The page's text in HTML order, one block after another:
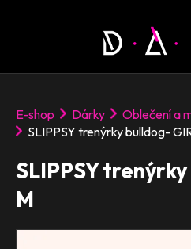
E-shop Dárky
Oblečení a
SLIPPSY trenýrky bulldog-
SLIPPSY
M